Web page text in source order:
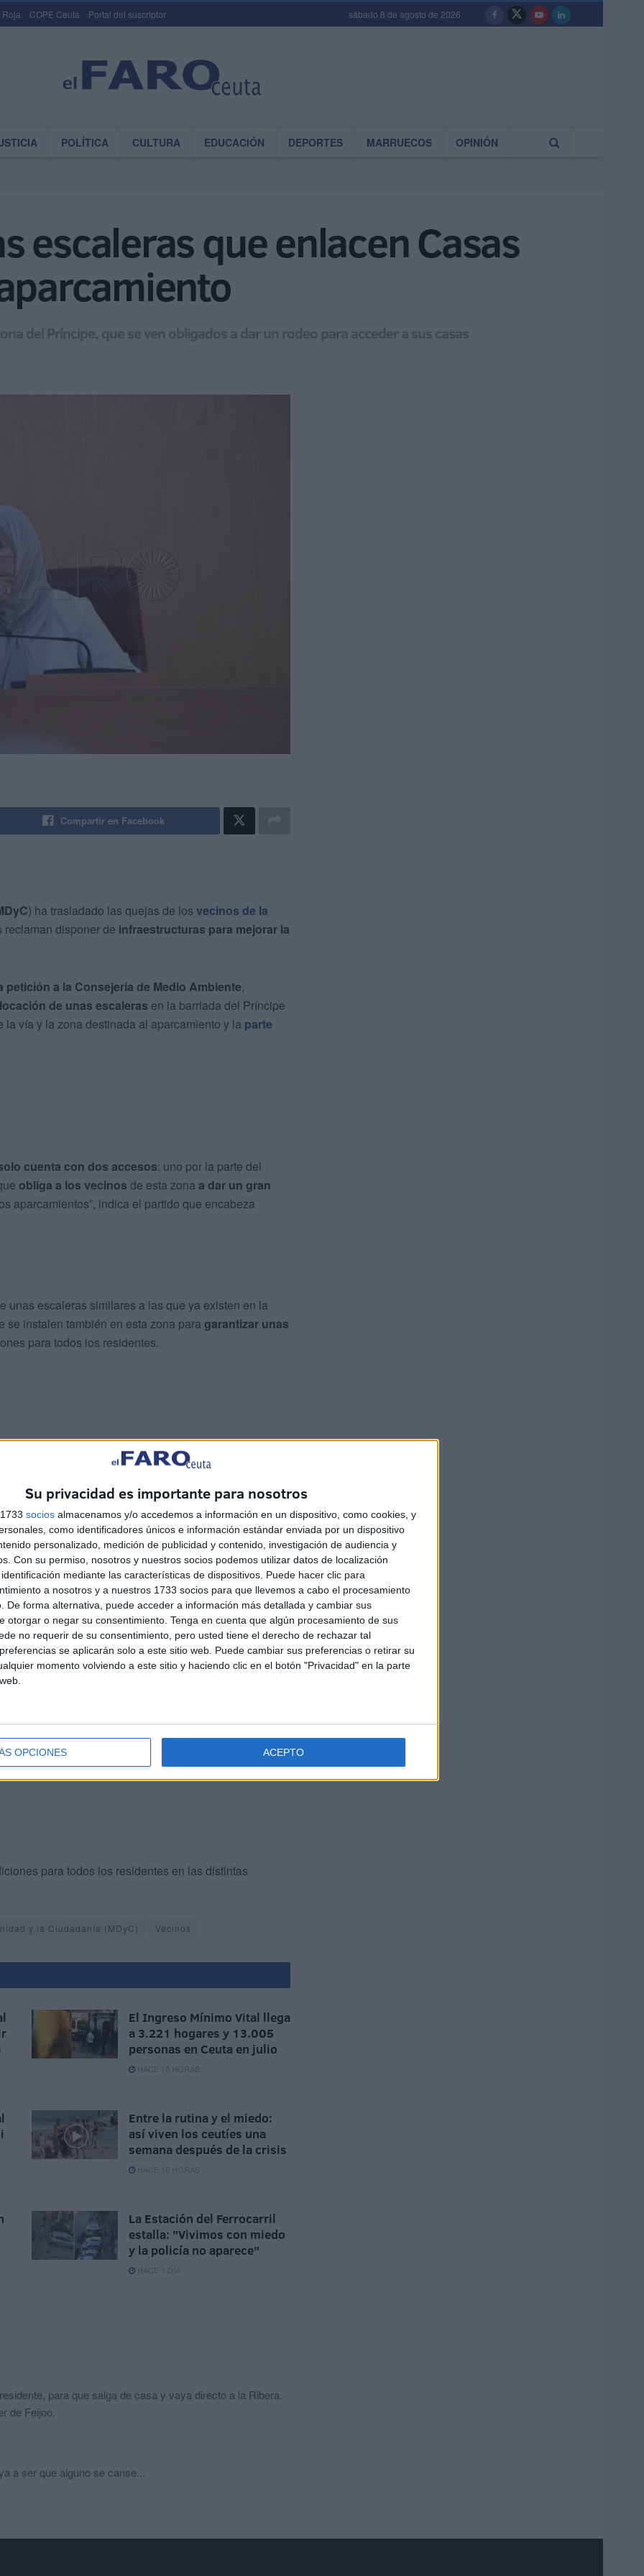
Su privacidad es importante para nosotros
socios almacenamos y/o accedemos a información en un dispositivo, como cookies, y
como identificadores únicos e información estándar enviada por un dispositivo
personalizado, medición de publicidad y contenido, investigación de audiencia y
Con su permiso, nosotros y nuestros socios podemos utilizar datos de localización
mediante las características de dispositivos. Puede hacer clic para
a nosotros y a nuestros 1733 socios para que llevemos a cabo el procesamiento
De forma alternativa, puede acceder a información más detallada y cambiar sus
otorgar o negar su consentimiento. Tenga en cuenta que algún procesamiento de sus
no requerir de su consentimiento, pero usted tiene el derecho de rechazar tal
se aplicarán solo a este sitio web. Puede cambiar sus preferencias o retirar su
momento volviendo a este sitio y haciendo clic en el botón "Privacidad" en la parte
OPCIONES ACEPTO
Roja COPE Ceuta Portal del suscriptor sábado 8 de agosto de 2026
POLÍTICA CULTURA EDUCACIÓN DEPORTES MARRUECOS OPINIÓN
escaleras que enlacen Casas
del Príncipe, que se ven obligados a dar un rodeo para acceder a sus casas
Compartir en Facebook
) ha trasladado las quejas de los vecinos de la
reclaman disponer de infraestructuras para mejorar la
petición a la Consejería de Medio Ambiente,
de unas escaleras en la barriada del Príncipe
la vía y la zona destinada al aparcamiento y la parte
cuenta con dos accesos: uno por la parte del
obliga a los vecinos de esta zona a dar un gran
aparcamientos”, indica el partido que encabeza
unas escaleras similares a las que ya existen en la
se instalen también en esta zona para garantizar unas
para todos los residentes.
básico
que debe ser garantizado en todas las
mayores dificultades de comunicación como es el
de Medio Ambiente, Servicios Urbanos y Vivienda
posible.
vecinal, y está a la espera de que por parte del
a los residentes de la barriada.
para todos los residentes en las distintas
y la Ciudadanía (MDyC) Vecinos
El Ingreso Mínimo Vital llega
a 3.221 hogares y 13.005
personas en Ceuta en julio
HACE 15 HORAS
Entre la rutina y el miedo:
así viven los ceutíes una
semana después de la crisis
HACE 16 HORAS
La Estación del Ferrocarril
estalla: "Vivimos con miedo
y la policía no aparece"
HACE 1 DÍA
para que salga de casa y vaya directo a la Ribera.
de Feijoo.
a ser que alguno se canse...